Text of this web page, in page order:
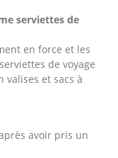
serviettes de
en force et les
de voyage
valises et sacs à
avoir pris un